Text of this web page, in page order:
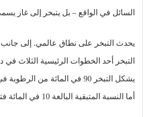
السائل في الواقع – بل يتبخر إلى غاز
يحدث التبخر على نطاق عالمي. إلى جانب
التبخر أحد الخطوات الرئيسية الثلاث في
يشكل التبخر 90 في المائة من
أما النسبة المتبقية البالغة 10 في المائة فترجع إلى نتح النباتات .